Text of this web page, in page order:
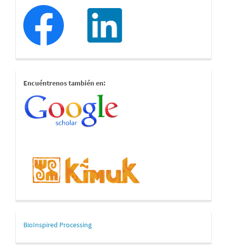
redessociales
estamostambien
Encuéntrenos también en:
mascerca
BioInspired Processing